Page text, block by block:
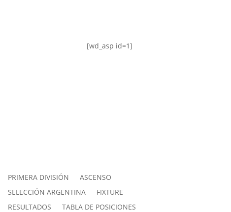
[wd_asp id=1]
PRIMERA DIVISIÓN
ASCENSO
SELECCIÓN ARGENTINA
FIXTURE
RESULTADOS
TABLA DE POSICIONES